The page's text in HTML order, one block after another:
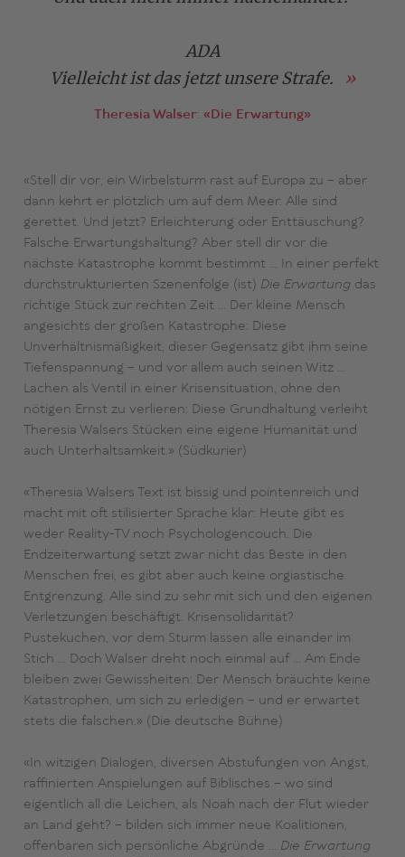
ADA
Vielleicht ist das jetzt unsere Strafe.
Theresia Walser: «Die Erwartung»
«Stell dir vor, ein Wirbelsturm rast auf Europa zu – aber
dann kehrt er plötzlich um auf dem Meer. Alle sind
gerettet. Und jetzt? Erleichterung oder Enttäuschung?
Falsche Erwartungshaltung? Aber stell dir vor die
nächste Katastrophe kommt bestimmt … In einer perfekt
durchstrukturierten Szenenfolge (ist) Die Erwartungdas
richtige Stück zur rechten Zeit ... Der kleine Mensch
angesichts der großen Katastrophe: Diese
Unverhältnismäßigkeit, dieser Gegensatz gibt ihm seine
Tiefenspannung – und vor allem auch seinen Witz ...
Lachen als Ventil in einer Krisensituation, ohne den
nötigen Ernst zu verlieren: Diese Grundhaltung verleiht
Theresia Walsers Stücken eine eigene Humanität und
auch Unterhaltsamkeit.» (Südkurier)
«Theresia Walsers Text ist bissig und pointenreich und
macht mit oft stilisierter Sprache klar: Heute gibt es
weder Reality-TV noch Psychologencouch. Die
Endzeiterwartung setzt zwar nicht das Beste in den
Menschen frei, es gibt aber auch keine orgiastische
Entgrenzung. Alle sind zu sehr mit sich und den eigenen
Verletzungen beschäftigt. Krisensolidarität?
Pustekuchen, vor dem Sturm lassen alle einander im
Stich … Doch Walser dreht noch einmal auf … Am Ende
bleiben zwei Gewissheiten: Der Mensch bräuchte keine
Katastrophen, um sich zu erledigen – und er erwartet
stets die falschen.» (Die deutsche Bühne)
«In witzigen Dialogen, diversen Abstufungen von Angst,
raffinierten Anspielungen auf Biblisches – wo sind
eigentlich all die Leichen, als Noah nach der Flut wieder
an Land geht? – bilden sich immer neue Koalitionen,
offenbaren sich persönliche Abgründe … Die Erwartung